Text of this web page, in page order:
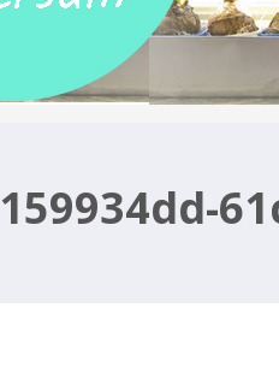
159934dd-